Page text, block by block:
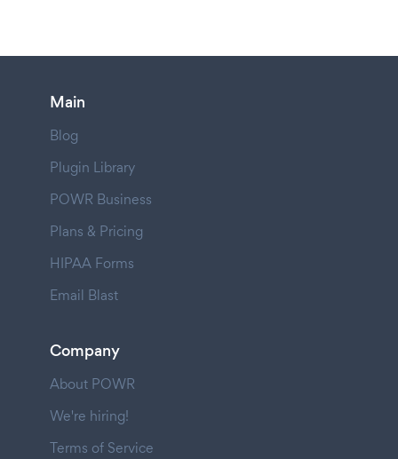
Main
Blog
Plugin Library
POWR Business
Plans & Pricing
HIPAA Forms
Email Blast
Company
About POWR
We're hiring!
Terms of Service